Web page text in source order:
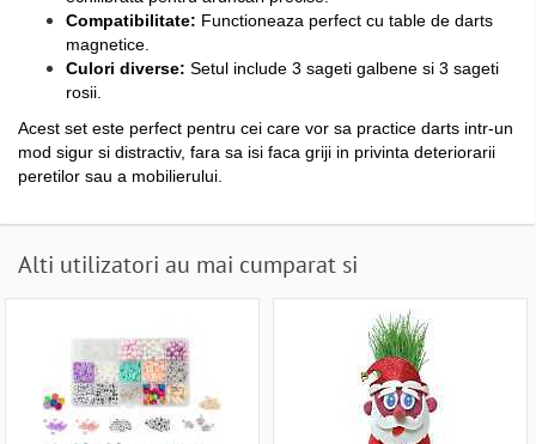
Compatibilitate: Functioneaza perfect cu table de darts
magnetice.
Culori diverse: Setul include 3 sageti galbene si 3 sageti
rosii.
Acest set este perfect pentru cei care vor sa practice darts intr-un
mod sigur si distractiv, fara sa isi faca griji in privinta deteriorarii
peretilor sau a mobilierului.
Alti utilizatori au mai cumparat si